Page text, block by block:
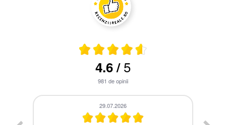
4.6/5
981 de opinii
28.07.2026